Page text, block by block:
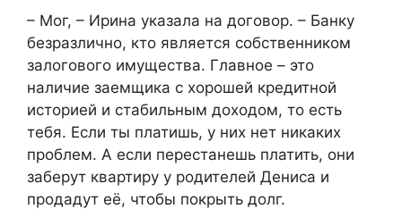
– Мог, – Ирина указала на договор. – Банку
безразлично, кто является собственником
залогового имущества. Главное – это
наличие заемщика с хорошей кредитной
историей и стабильным доходом, то есть
тебя. Если ты платишь, у них нет никаких
проблем. А если перестанешь платить, они
заберут квартиру у родителей Дениса и
продадут её, чтобы покрыть долг.